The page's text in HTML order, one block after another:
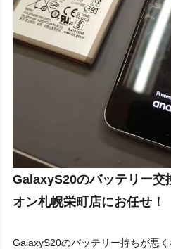
GalaxyS20のバッテリー交
オン札幌栄町店にお任せ！
GalaxyS20のバッテリー持ちが悪